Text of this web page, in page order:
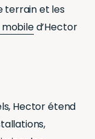
terrain et les
d’Hector
Hector étend